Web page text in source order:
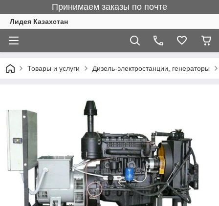
Принимаем заказы по почте
Лидея Казахстан
Товары и услуги Дизель-электростанции, генераторы